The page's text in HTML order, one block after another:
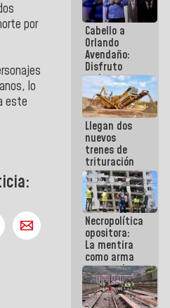
por
lo
este
Cabello a
Orlando
Avendaño:
Disfruto
cada vez
que escribes
porque lo
que haces
es
embarrarla
Llegan dos
nuevos
trenes de
trituración
para
optimizar
manejo de
escombros
en La Guaira
Necropolítica
opositora:
La mentira
como arma
contra el
Pueblo